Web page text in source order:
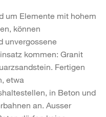
um Elemente mit hohem
können
unvergossene
kommen: Granit
Fertigen
etwa
in Beton und
an. Ausser